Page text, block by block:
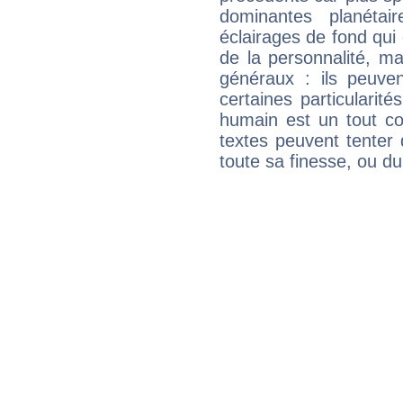
dominantes
éclairages de fond
de la personnalité,
généraux : ils
certaines
humain est un tout
textes peuvent tenter
toute sa finesse, ou